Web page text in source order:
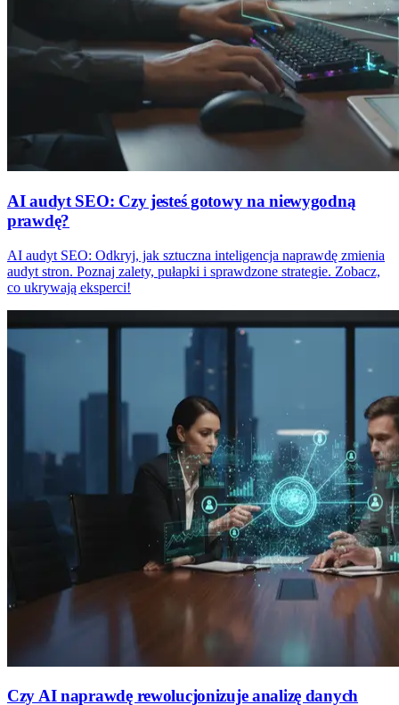
AI audyt SEO: Czy jesteś gotowy na niewygodną
prawdę?
AI audyt SEO: Odkryj, jak sztuczna inteligencja naprawdę zmienia
audyt stron. Poznaj zalety, pułapki i sprawdzone strategie. Zobacz,
co ukrywają eksperci!
Czy AI naprawdę rewolucjonizuje analizę danych